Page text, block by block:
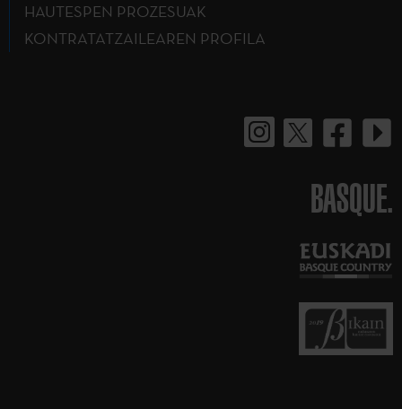
HAUTESPEN PROZESUAK
KONTRATATZAILEAREN PROFILA
BASQUE.